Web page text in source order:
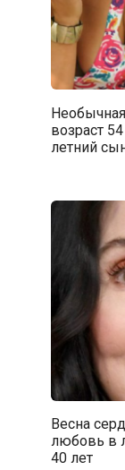
возраст
летний
Весна
любовь в
40 лет